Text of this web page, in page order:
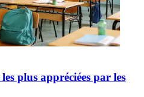
plus appréciées par les